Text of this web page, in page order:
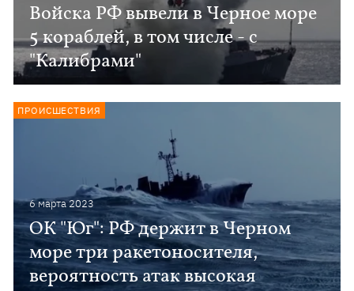
Войска РФ вывели в Черное море
5 кораблей, в том числе - с
"Калибрами"
6 марта 2023
ОК "Юг": РФ держит в Черном
море три ракетоносителя,
вероятность атак высокая
ПРОИСШЕСТВИЯ